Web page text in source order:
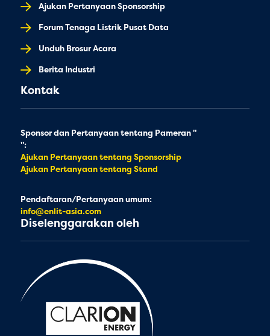
Ajukan Pertanyaan Sponsorship
Forum Tenaga Listrik Pusat Data
Unduh Brosur Acara
Berita Industri
Kontak
Sponsor dan Pertanyaan tentang Pameran "
":
Ajukan Pertanyaan tentang Sponsorship
Ajukan Pertanyaan tentang Stand
Pendaftaran/Pertanyaan umum:
info@enlit-asia.com
Diselenggarakan oleh